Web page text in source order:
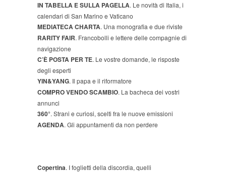
IN TABELLA E SULLA PAGELLA. Le novità di Italia, i
calendari di San Marino e Vaticano
MEDIATECA CHARTA. Una monografia e due riviste
RARITY FAIR. Francobolli e lettere delle compagnie di
navigazione
C’È POSTA PER TE. Le vostre domande, le risposte
degli esperti
YIN&YANG. Il papa e il riformatore
COMPRO VENDO SCAMBIO. La bacheca dei vostri
annunci
360°. Strani e curiosi, scelti fra le nuove emissioni
AGENDA. Gli appuntamenti da non perdere
Copertina. I foglietti della discordia, quelli